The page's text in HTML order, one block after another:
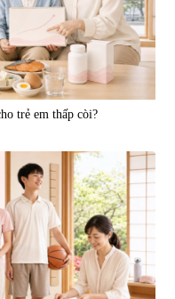
uống hỗ trợ điều trị ung thư
Bio Okinawa Fucoidan
180 viên
0
đ
trẻ em thấp còi?